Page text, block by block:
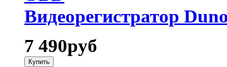
Видеорегистратор
7 490руб